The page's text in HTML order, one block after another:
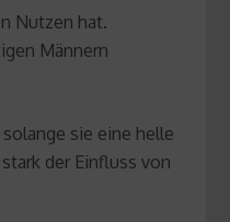
Nutzen hat.
Männern
sie eine helle
der Einfluss von